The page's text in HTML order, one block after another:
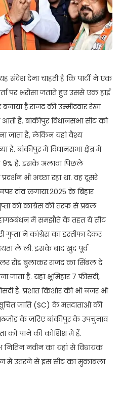
संदेश देना चाहती है कि पार्टी ने एक
पर भरोसा जताते हुए उससे एक हाई
है.राजद की उम्मीदवार रेखा
हैं. बांकीपुर विधानसभा सीट को
जाता है, लेकिन यहां वैश्य
है. बांकीपुर में विधानसभा क्षेत्र में
है. इसके अलावा पिछले
भी अच्छा रहा था. वह दूसरे
दांव लगाया.2025 के बिहार
को कांग्रेस की तरफ से प्रबल
में समझौते के तहत ये सीट
गुप्ता ने कांग्रेस का इस्तीफा देकर
ले ली. इसके बाद खुद पूर्व
रोड बुलाकर राजद का सिंबल दे
जाता है. यहां भूमिहार 7 फीसदी,
हैं. प्रशांत किशोर की भी नजर भी
जाति (SC) के मतदाताओं की
के जरिए बांकीपुर के उपचुनाव
को पाने की कोशिश में हैं.
नितिन नवीन का यहां से विधायक
में उतरने से इस सीट का मुकाबला